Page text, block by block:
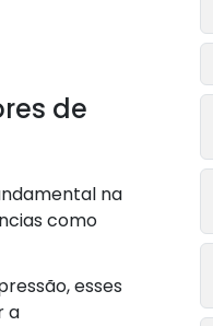
de
na
como
esses
a